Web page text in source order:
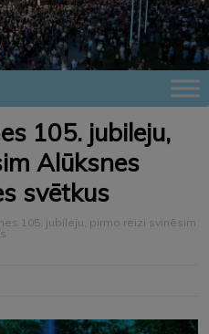
105. jubileju,
Alūksnes
svētkus
105. jubileju, pirmo reizi svinēsim